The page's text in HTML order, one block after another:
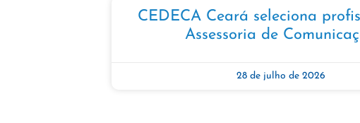
CEDECA Ceará seleciona
Assessoria de
28 de julho de 2026